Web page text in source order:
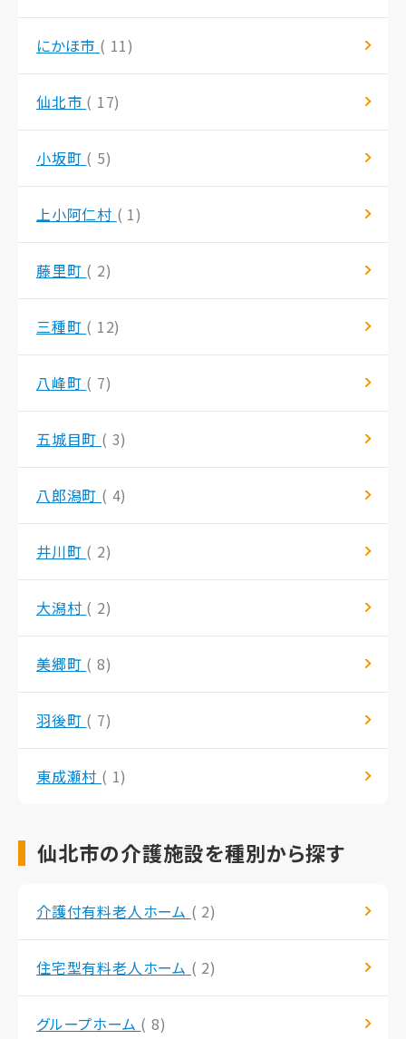
にかほ市 ( 11)
仙北市 ( 17)
小坂町 ( 5)
上小阿仁村 ( 1)
藤里町 ( 2)
三種町 ( 12)
八峰町 ( 7)
五城目町 ( 3)
八郎潟町 ( 4)
井川町 ( 2)
大潟村 ( 2)
美郷町 ( 8)
羽後町 ( 7)
東成瀬村 ( 1)
仙北市の介護施設を種別から探す
介護付有料老人ホーム ( 2)
住宅型有料老人ホーム ( 2)
グループホーム ( 8)